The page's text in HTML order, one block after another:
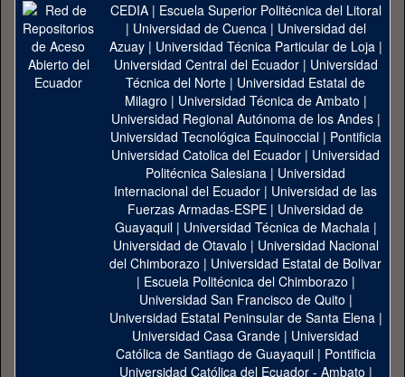
CEDIA| Escuela Superior Politécnica del Litoral
| Universidad de Cuenca| Universidad del
Azuay| Universidad Técnica Particular de Loja|
Universidad Central del Ecuador| Universidad
Técnica del Norte | Universidad Estatal de
Milagro | Universidad Técnica de Ambato |
Universidad Regional Autónoma de los Andes|
Universidad Tecnológica Equinoccial| Pontificia
Universidad Catolica del Ecuador | Universidad
Politécnica Salesiana | Universidad
Internacional del Ecuador | Universidad de las
Fuerzas Armadas-ESPE | Universidad de
Guayaquil| Universidad Técnica de Machala|
Universidad de Otavalo | Universidad Nacional
del Chimborazo | Universidad Estatal de Bolivar
| Escuela Politécnica del Chimborazo |
Universidad San Francisco de Quito |
Universidad Estatal Peninsular de Santa Elena|
Universidad Casa Grande | Universidad
Católica de Santiago de Guayaquil| Pontificia
Universidad Católica del Ecuador - Ambato |